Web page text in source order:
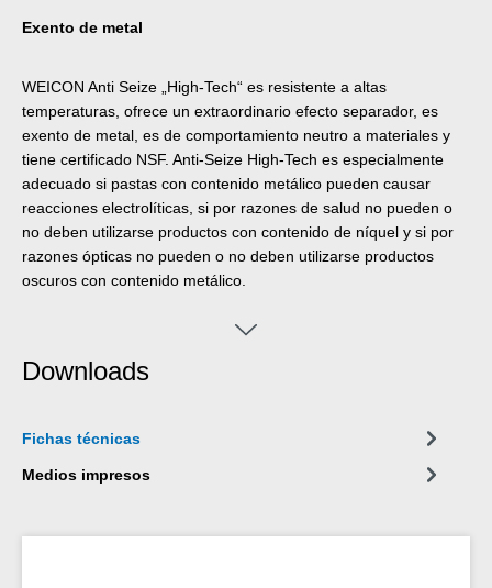
Exento de metal
WEICON Anti Seize „High-Tech“ es resistente a altas
temperaturas, ofrece un extraordinario efecto separador, es
exento de metal, es de comportamiento neutro a materiales y
tiene certificado NSF. Anti-Seize High-Tech es especialmente
adecuado si pastas con contenido metálico pueden causar
reacciones electrolíticas, si por razones de salud no pueden o
no deben utilizarse productos con contenido de níquel y si por
razones ópticas no pueden o no deben utilizarse productos
oscuros con contenido metálico.
Downloads
Fichas técnicas
Medios impresos